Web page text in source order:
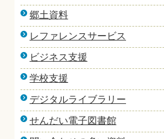
郷土資料
レファレンスサービス
ビジネス支援
学校支援
デジタルライブラリー
せんだい電子図書館